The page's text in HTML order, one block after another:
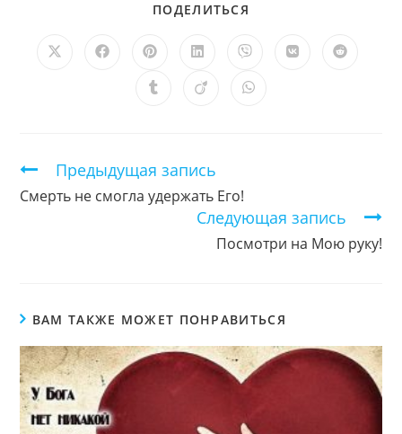
ПОДЕЛИТЬСЯ
Открывается
Открывается
новом
Открывается
в
новом
Открывается
в
новом
Открывается
в
новом
Открывается
Открывается
ОткрываетсяОткрывается
Продолжить
чтение
Предыдущая запись
Смерть не смогла удержать Его!
Следующая запись
Посмотри на Мою руку!
ВАМ ТАКЖЕ МОЖЕТ ПОНРАВИТЬСЯ